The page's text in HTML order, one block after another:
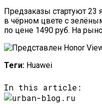
Предзаказы стартуют 23
в чёрном цвете с
по цене 1490 руб. На
Теги: Huawei
In this article: